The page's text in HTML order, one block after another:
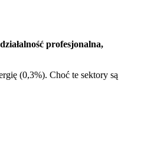
działalność profesjonalna,
(0,3%). Choć te sektory są